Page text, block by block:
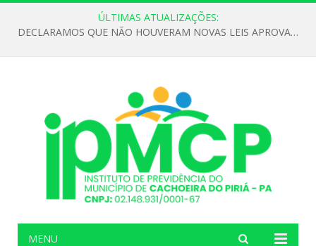
ÚLTIMAS ATUALIZAÇÕES:
DECLARAMOS QUE NÃO HOUVERAM NOVAS LEIS APROVADAS ATÉ O MOMENTO PARA O INSTITUTO DE PREVIDÊNCIA NO ANO DE 2026
MENU